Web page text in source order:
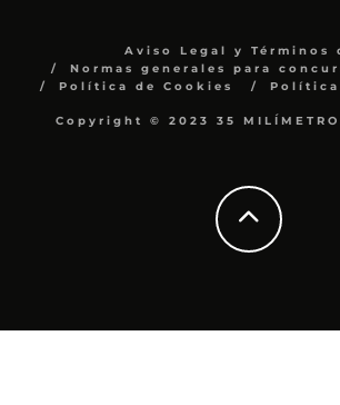
Aviso Legal y Términos
Normas generales para
Política de Cookies
Política
Copyright © 2023 35